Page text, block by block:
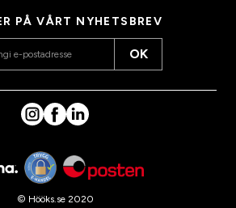
PÅ VÅRT NYHETSBREV
OK
© Hööks.se 2020